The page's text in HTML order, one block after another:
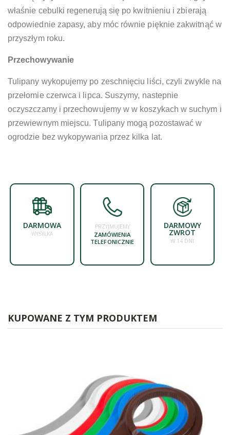
właśnie cebulki regenerują się po kwitnieniu i zbierają
odpowiednie zapasy, aby móc równie pięknie zakwitnąć w
przyszłym roku.
Przechowywanie
Tulipany wykopujemy po zeschnięciu liści, czyli zwykle na
przełomie czerwca i lipca. Suszymy, nastepnie
oczyszczamy i przechowujemy w w koszykach w suchym i
przewiewnym miejscu. Tulipany mogą pozostawać w
ogrodzie bez wykopywania przez kilka lat.
DARMOWA
WYSYŁKA
PRZYJMUJEMY
ZAMÓWIENIA
TELEFONICZNIE
DARMOWY
ZWROT
W 14 DNI
KUPOWANE Z TYM PRODUKTEM